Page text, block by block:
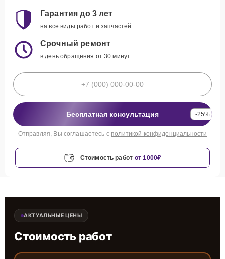
Гарантия до 3 лет
на все виды работ и запчастей
Срочный ремонт
в день обращения от 30 минут
Бесплатная консультация -25%
Отправляя, Вы соглашаетесь с политикой конфиденциальности
Стоимость работ от 1000₽
АКТУАЛЬНЫЕ ЦЕНЫ
Стоимость работ